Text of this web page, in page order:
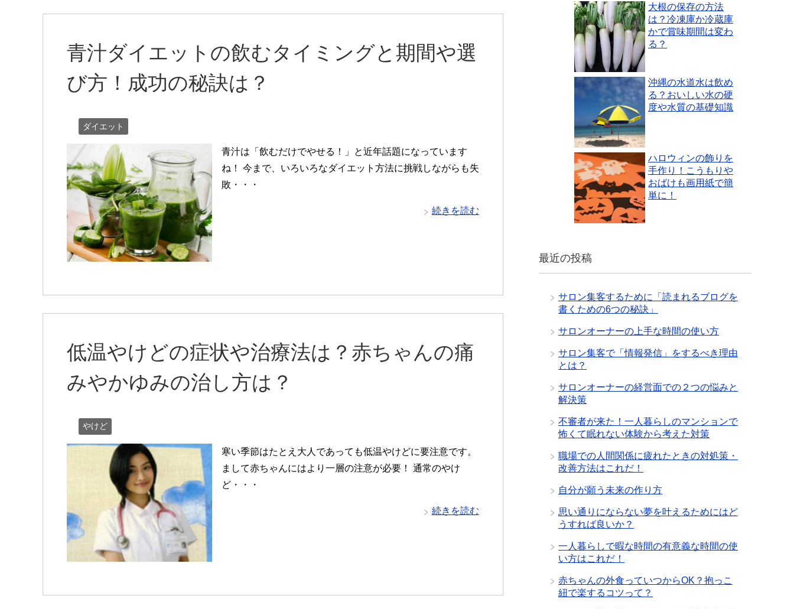
青汁ダイエットの飲むタイミングと期間や選
び方！成功の秘訣は？
ダイエット
青汁は「飲むだけでやせる！」と近年話題になっています
ね！ 今まで、いろいろなダイエット方法に挑戦しながらも失
敗・・・
続きを読む
低温やけどの症状や治療法は？赤ちゃんの痛
みやかゆみの治し方は？
やけど
寒い季節はたとえ大人であっても低温やけどに要注意です。
まして赤ちゃんにはより一層の注意が必要！ 通常のやけ
ど・・・
続きを読む
大根の保存の方法
は？冷凍庫か冷蔵庫
かで賞味期間は変わ
る？
沖縄の水道水は飲め
る？おいしい水の硬
度や水質の基礎知識
ハロウィンの飾りを
手作り！こうもりや
おばけも画用紙で簡
単に！
最近の投稿
サロン集客するために「読まれるブログを
書くための6つの秘訣」
サロンオーナーの上手な時間の使い方
サロン集客で「情報発信」をするべき理由
とは？
サロンオーナーの経営面での２つの悩みと
解決策
不審者が来た！一人暮らしのマンションで
怖くて眠れない体験から考えた対策
職場での人間関係に疲れたときの対処策・
改善方法はこれだ！
自分が願う未来の作り方
思い通りにならない夢を叶えるためにはど
うすれば良いか？
一人暮らしで暇な時間の有意義な時間の使
い方はこれだ！
赤ちゃんの外食っていつからOK？抱っこ
紐で楽するコツって？